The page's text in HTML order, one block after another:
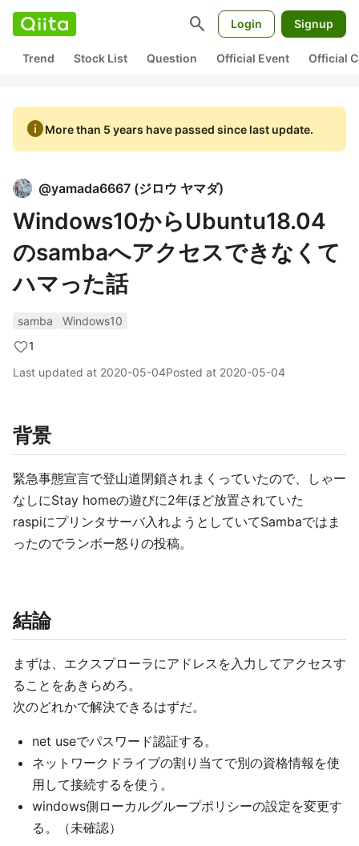
search Login Signup
Trend Stock List Question Official Event Official
infoMore than 5 years have passed since last update.
@yamada6667 (ジロウ ヤマダ)
Windows10からUbuntu18.04
のsambaへアクセスできなくて
ハマった話
samba
Windows10
1
Last updated at 2020-05-04Posted at 2020-05-04
背景
緊急事態宣言で登山道閉鎖されまくっていたので、しゃー
なしにStay homeの遊びに2年ほど放置されていた
raspiにプリンタサーバ入れようとしていてSambaではま
ったのでランボー怒りの投稿。
結論
まずは、エクスプローラにアドレスを入力してアクセスす
ることをあきらめろ。
次のどれかで解決できるはずだ。
net useでパスワード認証する。
ネットワークドライブの割り当てで別の資格情報を使
用して接続するを使う。
windows側ローカルグループポリシーの設定を変更す
る。（未確認）